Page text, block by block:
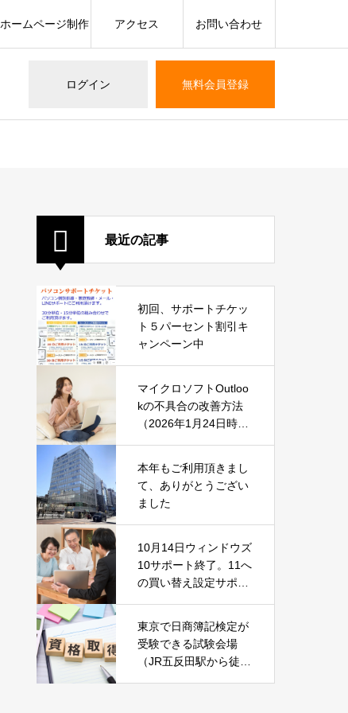
ログイン 無料会員登録
ホームページ制作 アクセス お問い合わせ
最近の記事
初回、サポートチケッ
ト５パーセント割引キ
ャンペーン中
マイクロソフトOutloo
kの不具合の改善方法
（2026年1月24日時
本年もご利用頂きまし
て、ありがとうござい
ました
10月14日ウィンドウズ
10サポート終了。11へ
の買い替え設定サポー
東京で日商簿記検定が
受験できる試験会場
（JR五反田駅から徒歩